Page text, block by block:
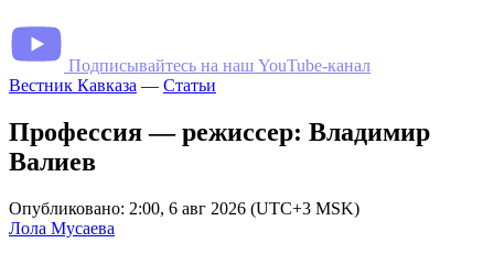
Подписывайтесь на наш YouTube-канал
Вестник Кавказа — Статьи
Профессия — режиссер: Владимир
Валиев
Опубликовано: 2:00, 6 авг 2026 (UTC+3 MSK)
Лола Мусаева